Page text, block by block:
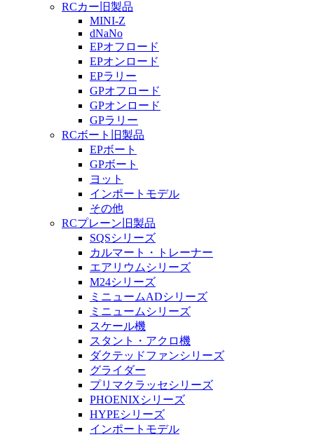
RCカー旧製品
MINI-Z
dNaNo
EPオフロード
EPオンロード
EPラリー
GPオフロード
GPオンロード
GPラリー
RCボート旧製品
EPボート
GPボート
ヨット
インポートモデル
その他
RCプレーン旧製品
SQSシリーズ
カルマート・トレーナー
エアリウムシリーズ
M24シリーズ
ミニュームADシリーズ
ミニュームシリーズ
スケール機
スタント・アクロ機
ダクテッドファンシリーズ
グライダー
プリマクラッセシリーズ
PHOENIXシリーズ
HYPEシリーズ
インポートモデル